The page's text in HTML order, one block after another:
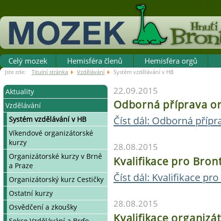
Celý mozek Hemisféra členů Hemisféra orgů
Jste zde: Titulní stránka Vzdělávání Systém vzdělávání v HB
Aktuality
Oslavy 50 let
Valná hromada HB 2026
Zprávy/Výzvy
Důležitá sdělení
Kalendář vzdělávacích akcí
Terminář
Vzdělávání
Systém vzdělávání v HB
Víkendové organizátorské
kurzy
Organizátorské kurzy v Brně
a Praze
Organizátorský kurz Cestičky
Ostatní kurzy
Osvědčení a zkoušky
22.09.2015
Odborná příprava
Číst dál: Odborná
28.08.2015
Kvalifikace pro
Číst dál: Kvalifikace
28.08.2015
Kvalifikace